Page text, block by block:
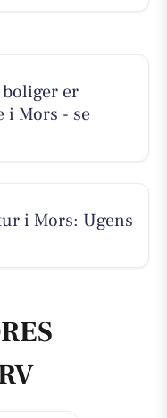
er
i Mors - se
i Mors: Ugens